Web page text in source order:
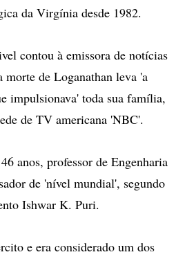
da Virgínia desde 1982.
contou à emissora de notícias
de Loganathan leva 'a
impulsionava' toda sua família,
de TV americana 'NBC'.
anos, professor de Engenharia
de 'nível mundial', segundo
Ishwar K. Puri.
e era considerado um dos